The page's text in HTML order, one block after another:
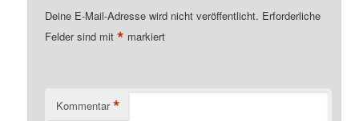
Deine E-Mail-Adresse wird nicht veröffentlicht. Erforderliche
Felder sind mit* markiert
Kommentar *